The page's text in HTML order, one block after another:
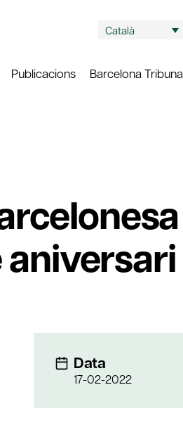
Català
Publicacions Barcelona Tribuna
aniversari
Data
17-02-2022